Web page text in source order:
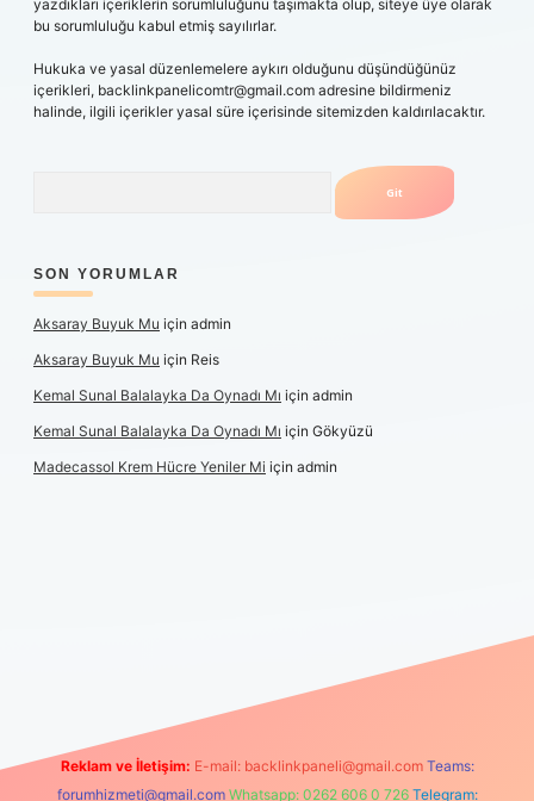
yazdıkları içeriklerin sorumluluğunu taşımakta olup, siteye üye olarak
bu sorumluluğu kabul etmiş sayılırlar.
Hukuka ve yasal düzenlemelere aykırı olduğunu düşündüğünüz
içerikleri, backlinkpanelicomtr@gmail.com adresine bildirmeniz
halinde, ilgili içerikler yasal süre içerisinde sitemizden kaldırılacaktır.
SON YORUMLAR
Aksaray Buyuk Mu için admin
Aksaray Buyuk Mu için Reis
Kemal Sunal Balalayka Da Oynadı Mı için admin
Kemal Sunal Balalayka Da Oynadı Mı için Gökyüzü
Madecassol Krem Hücre Yeniler Mi için admin
Reklam ve İletişim: E-mail: backlinkpaneli@gmail.com Teams:
forumhizmeti@gmail.com Whatsapp: 0262 606 0 726 Telegram: